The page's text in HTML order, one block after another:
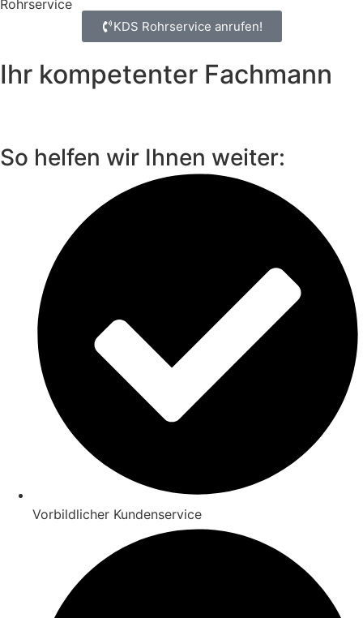
Rohrservice
KDS Rohrservice anrufen!
Ihr kompetenter Fachmann
So helfen wir Ihnen weiter:
Vorbildlicher Kundenservice